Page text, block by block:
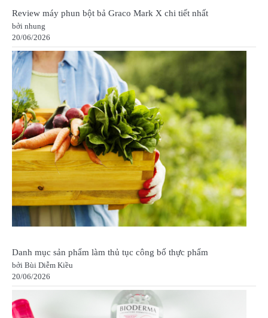
Review máy phun bột bả Graco Mark X chi tiết nhất
bởi nhung
20/06/2026
Danh mục sản phẩm làm thủ tục công bố thực phẩm
bởi Bùi Diễm Kiều
20/06/2026